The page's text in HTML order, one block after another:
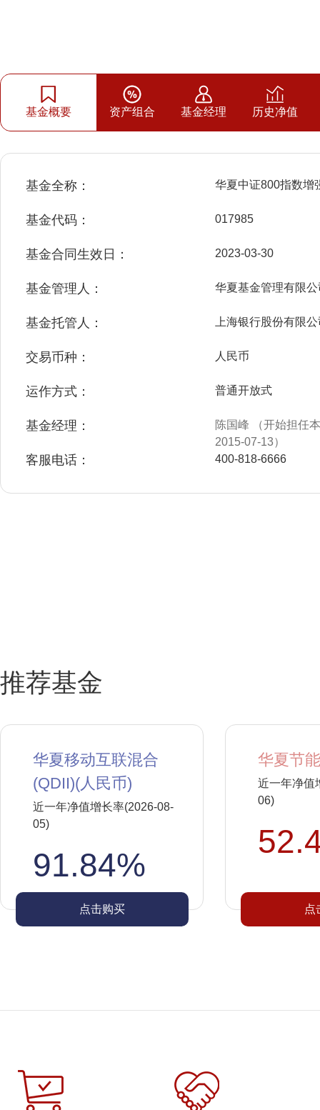
基金概要 资产组合 基金经理 历史净值
基金全称： 华夏中证800指数增
基金代码： 017985
基金合同生效日： 2023-03-30
基金管理人： 华夏基金管理有限公
基金托管人： 上海银行股份有限
交易币种： 人民币
运作方式： 普通开放式
基金经理：
陈国峰 （开始担任
2015-07-13）
客服电话： 400-818-6666
推荐基金
华夏移动互联混合
(QDII)(人民币)
近一年净值增长率(2026-08-
05)
91.84%
点击购买
华夏节
近一年净值
06)
点